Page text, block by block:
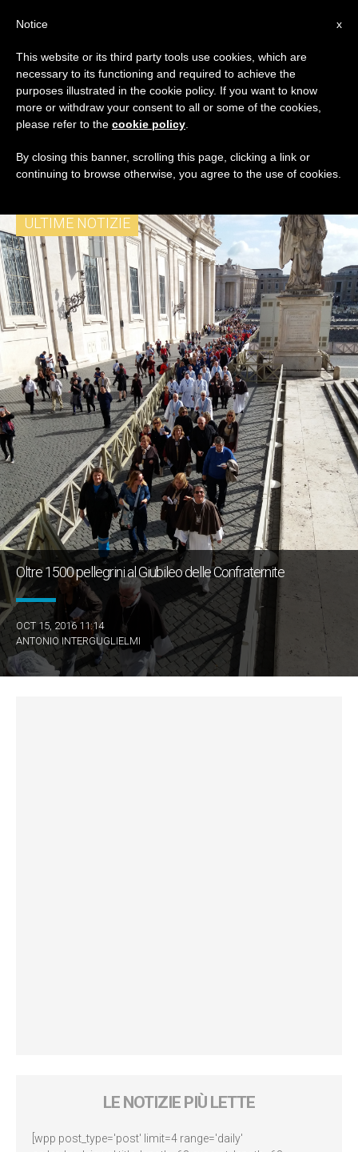
TAG
Posts Tagged ‘Archivio
Di Stato Di Roma’
ULTIME NOTIZIE
Oltre 1500 pellegrini al Giubileo delle Confraternite
OCT 15, 2016 11:14
ANTONIO INTERGUGLIELMI
LE NOTIZIE PIÙ LETTE
[wpp post_type='post' limit=4 range='daily'
x
Notice
This website or its third party tools use cookies, which are
necessary to its functioning and required to achieve the
purposes illustrated in the cookie policy. If you want to know
more or withdraw your consent to all or some of the cookies,
please refer to the cookie policy
By closing this banner, scrolling this page, clicking a link or
continuing to browse otherwise, you agree to the use of cookies.